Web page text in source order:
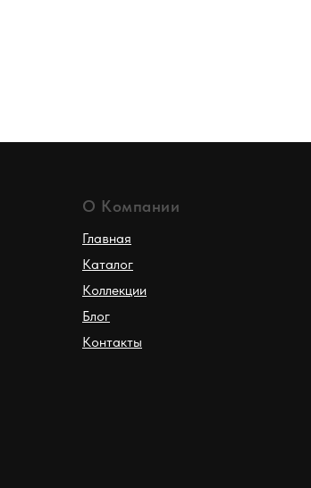
О Компании
Главная
Каталог
Коллекции
Блог
Контакты